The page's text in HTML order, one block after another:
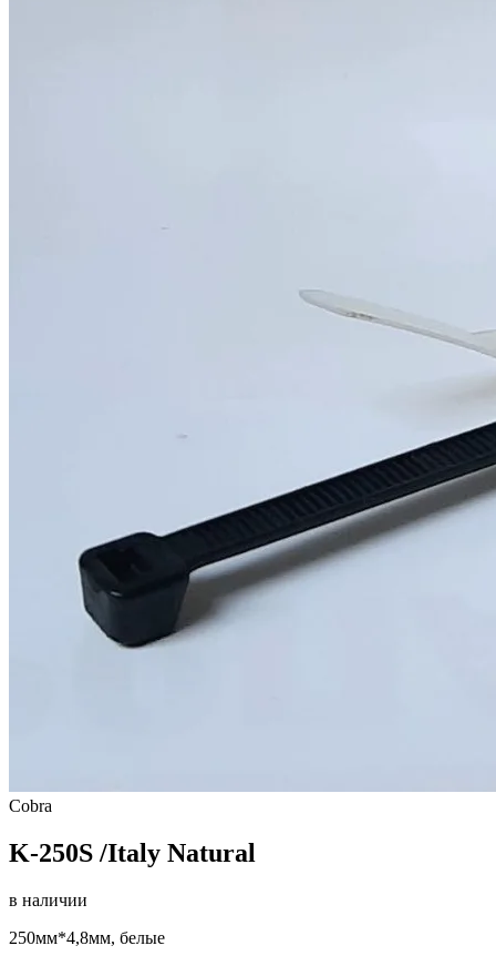
Cobra
K-250S /Italy Natural
в наличии
250мм*4,8мм, белые